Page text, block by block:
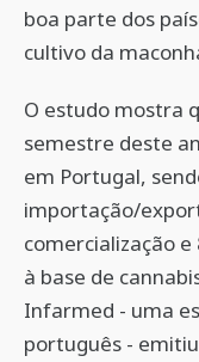
boa parte dos
cultivo da
O estudo mostra
semestre deste
em Portugal,
importação/
comercialização
à base de
Infarmed - uma
português -